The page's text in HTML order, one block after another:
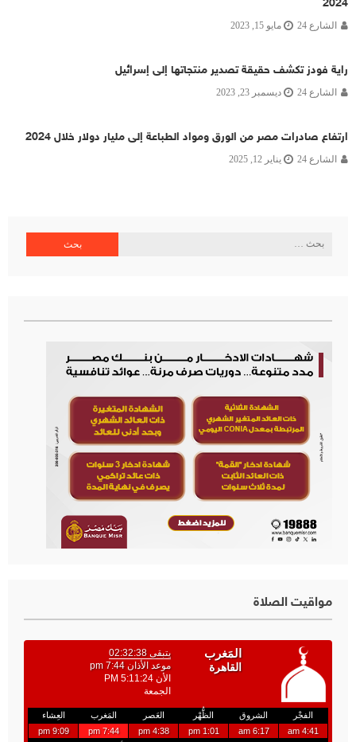
2024
الشارع 24 مايو 15, 2023
راية فودز تكشف حقيقة تصدير منتجاتها إلى إسرائيل
الشارع 24 ديسمبر 23, 2023
ارتفاع صادرات مصر من الورق ومواد الطباعة إلى مليار دولار خلال 2024
الشارع 24 يناير 12, 2025
البحث
مواقيت الصلاة